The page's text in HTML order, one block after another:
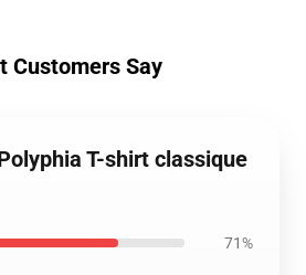
Customers Say
T-shirt classique
71%